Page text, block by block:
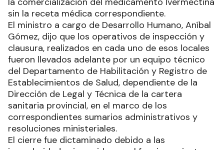
sin la receta médica correspondiente.
El ministro a cargo de Desarrollo Humano, Aníbal
Gómez, dijo que los operativos de inspección y
clausura, realizados en cada uno de esos locales
fueron llevados adelante por un equipo técnico
del Departamento de Habilitación y Registro de
Establecimientos de Salud, dependiente de la
Dirección de Legal y Técnica de la cartera
sanitaria provincial, en el marco de los
correspondientes sumarios administrativos y
resoluciones ministeriales.
El cierre fue dictaminado debido a las